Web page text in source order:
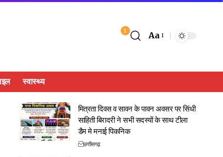
1 Aa
स्वास्थ्य
मित्रता दिवस व सावन के पावन अवसर पर सिंधी
साहिती बिरादरी ने सभी सदस्यों के साथ टीला
डैम मे मनाई पिकनिक
छत्तीसगढ़